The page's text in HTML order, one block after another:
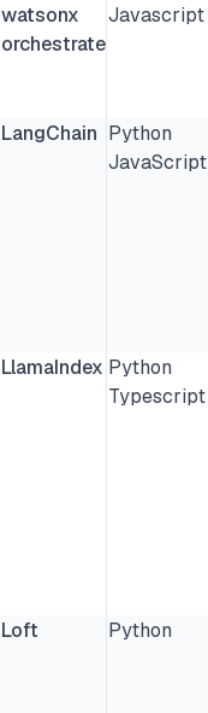
watsonx
orchestrate
Javascript
LangChain Python
JavaScript
LlamaIndex Python
Typescript
Loft Python